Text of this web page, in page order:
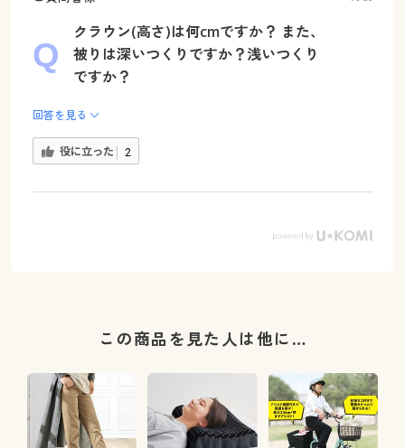
クラウン(高さ)は何cmですか？ また、
被りは深いつくりですか？浅いつくり
ですか？
回答を見る
役に立った 2
この商品を見た人は他に…